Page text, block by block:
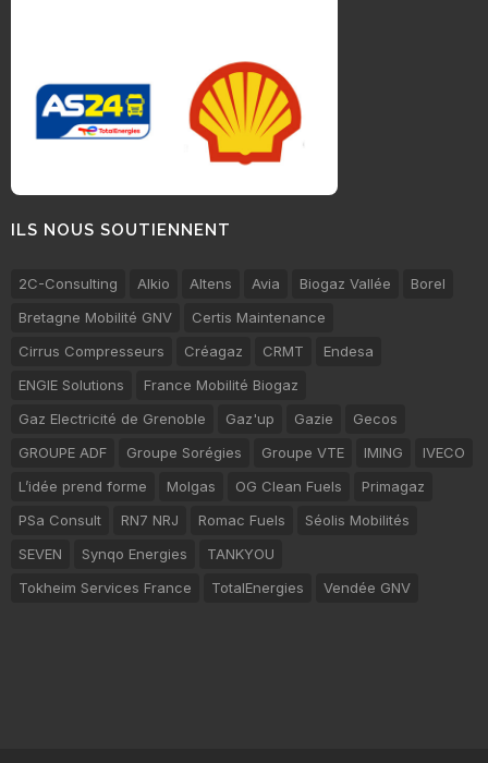
ILS NOUS SOUTIENNENT
2C-Consulting Alkio Altens Avia Biogaz Vallée
Borel
Bretagne Mobilité GNV
Certis Maintenance
Cirrus Compresseurs
Créagaz CRMT
Endesa
ENGIE Solutions
France Mobilité Biogaz
Gaz Electricité de Grenoble
Gaz'up Gazie
Gecos
GROUPE ADF
Groupe Sorégies Groupe VTE IMING
IVECO
L’idée prend forme
Molgas OG Clean Fuels
Primagaz
PSa Consult
RN7 NRJ Romac Fuels
Séolis Mobilités
SEVEN
Synqo Energies
TANKYOU
Tokheim Services France
TotalEnergies Vendée GNV